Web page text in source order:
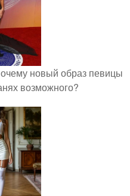
новый образ певицы
возможного?